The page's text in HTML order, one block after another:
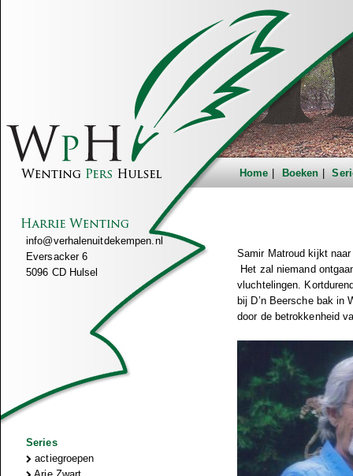
Home Boeken
info@verhalenuitdekempen.nl
Eversacker 6
5096 CD Hulsel
Series
actiegroepen
Samir Matroud kijkt
Het zal niemand
vluchtelingen.
bij D’n Beersche bak in
door de betrokkenheid